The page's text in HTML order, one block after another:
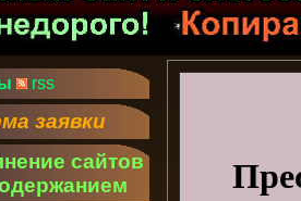
rss
заявки
сайтов